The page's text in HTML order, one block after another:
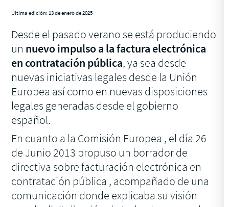
Última edición: 13 de enero de 2025
Desde el pasado verano se está produciendo
un nuevo impulso a la factura electrónica
en contratación pública, ya sea desde
nuevas iniciativas legales desde la Unión
Europea así como en nuevas disposiciones
legales generadas desde el gobierno
español.
En cuanto a la Comisión Europea , el día 26
de Junio 2013 propuso un borrador de
directiva sobre facturación electrónica en
contratación pública , acompañado de una
comunicación donde explicaba su visión